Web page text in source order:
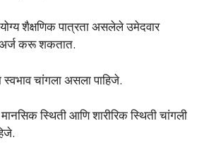
शैक्षणिक पात्रता असलेले उमेदवार
करू शकतात.
स्वभाव चांगला असला पाहिजे.
स्थिती आणि शारीरिक स्थिती चांगली